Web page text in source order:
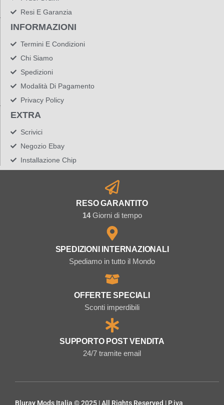
Resi E Garanzia
INFORMAZIONI
Termini E Condizioni
Chi Siamo
Spedizioni
Modalità Di Pagamento
Privacy Policy
EXTRA
Scrivici
Negozio Ebay
Installazione Chip
RESO GARANTITO
14Giorni di tempo
SPEDIZIONI INTERNAZIONALI
Spediamo in tutto il Mondo
OFFERTE SPECIALI
Sconti imperdibili
SUPPORTO POST VENDITA
24/7 tramite email
Bluray Mods Italia © 2025 | All Rights Reserved | P.iva